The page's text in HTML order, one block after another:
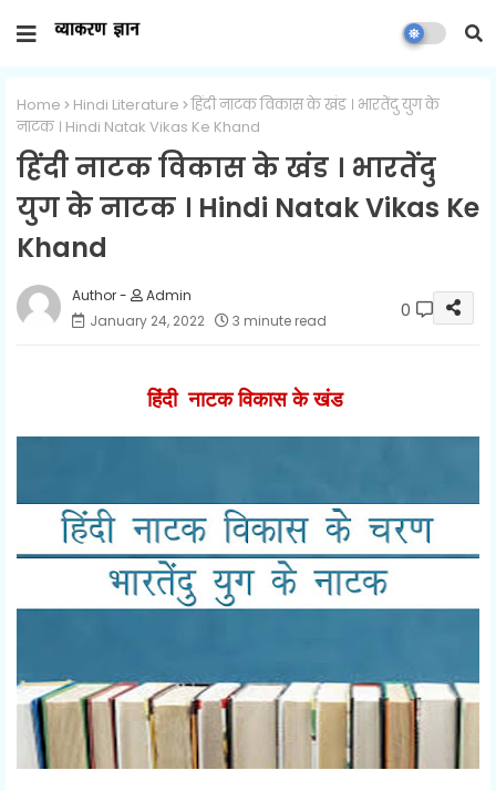
Home Hindi Literature
हिंदी नाटक विकास के खंड । भारतेंदु युग के
नाटक । Hindi Natak Vikas Ke Khand
हिंदी नाटक विकास के खंड । भारतेंदु
युग के नाटक । Hindi Natak Vikas Ke
Khand
Admin
January 24, 2022
3 minute read 0
हिंदी नाटक विकास के खंड